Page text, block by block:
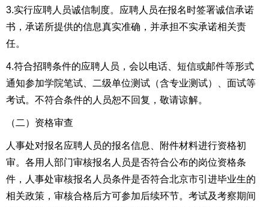
3.实行应聘人员诚信制度。应聘人员在报名时签署诚信承诺
书，承诺所提供的信息真实准确，并承担不实承诺相关责
任。
4.符合招聘条件的应聘人员，会以电话、短信或邮件等形式
通知参加学院笔试、二级单位测试（含专业测试）、面试等
考试。不符合条件的人员恕不回复，敬请谅解。
（二）资格审查
人事处对报名应聘人员的报名信息、附件材料进行资格初
审。各用人部门审核报名人员是否符合公布的岗位资格条
件，人事处审核报名人员条件是否符合北京市引进毕业生的
相关政策，审核合格后方可参加后续环节。考试及考察期间